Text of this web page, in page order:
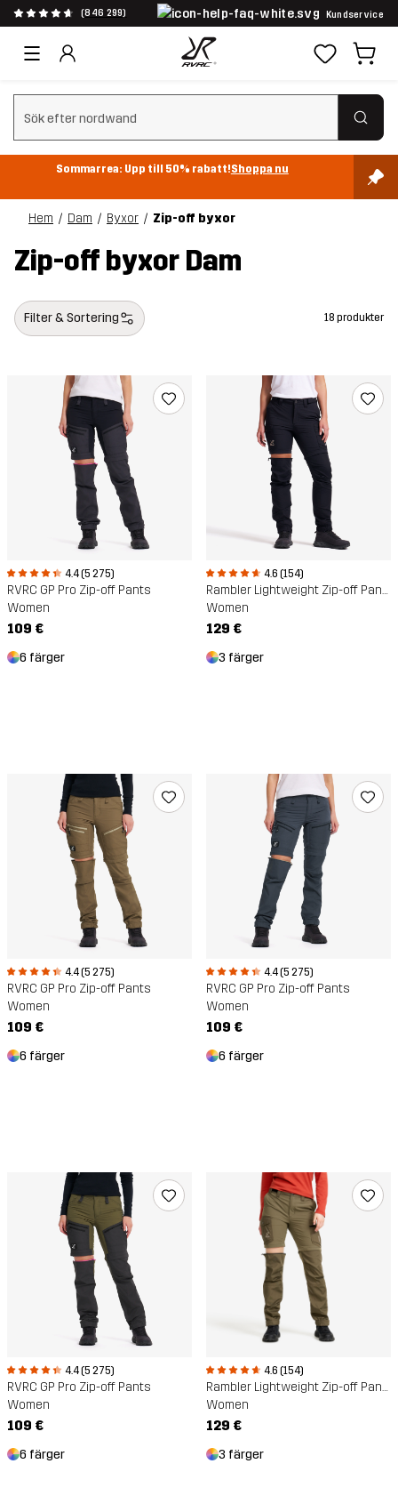
(846 299) Kundservice
Rensa sök
Sommarrea: Upp till 50% rabatt!Shoppa nu
Hem Dam Byxor Zip-off byxor
Zip-off byxor Dam
Filter & Sortering 18 produkter
4.4 (5 275)
RVRC GP Pro Zip-off Pants
Women
109 €
6 färger
4.6 (154)
Rambler Lightweight Zip-off Pants
Women
129 €
3 färger
4.4 (5 275)
RVRC GP Pro Zip-off Pants
Women
109 €
6 färger
4.4 (5 275)
RVRC GP Pro Zip-off Pants
Women
109 €
6 färger
4.4 (5 275)
RVRC GP Pro Zip-off Pants
Women
109 €
6 färger
4.6 (154)
Rambler Lightweight Zip-off Pants
Women
129 €
3 färger